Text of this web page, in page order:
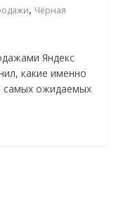
, Чёрная
Яндекс
какие именно
самых ожидаемых